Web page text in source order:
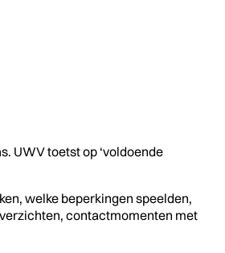
UWV toetst op ‘voldoende
welke beperkingen speelden,
contactmomenten met